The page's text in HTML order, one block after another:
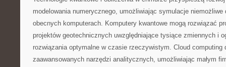
modelowania numerycznego, umożliwiając symulacje niemożliwe
obecnych komputerach. Komputery kwantowe mogą rozwiązać
projektów geotechnicznych uwzględniające tysiące zmiennych i
rozwiązania optymalne w czasie rzeczywistym. Cloud computing
zaawansowanych narzędzi analitycznych, umożliwiając małym